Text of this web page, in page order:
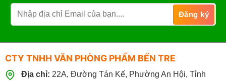
CTY TNHH VĂN PHÒNG PHẨM BẾN TRE
Địa chỉ: 22A, Đường Tán Kế, Phường An Hội, Tỉnh